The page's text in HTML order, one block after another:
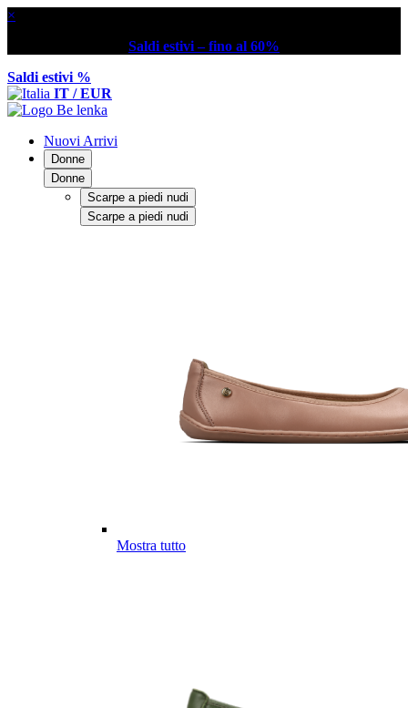
×
Saldi estivi – fino al 60%
Saldi estivi %
IT / EUR
Nuovi Arrivi
Donne
Donne
Scarpe a piedi nudi
Scarpe a piedi nudi
Mostra tutto